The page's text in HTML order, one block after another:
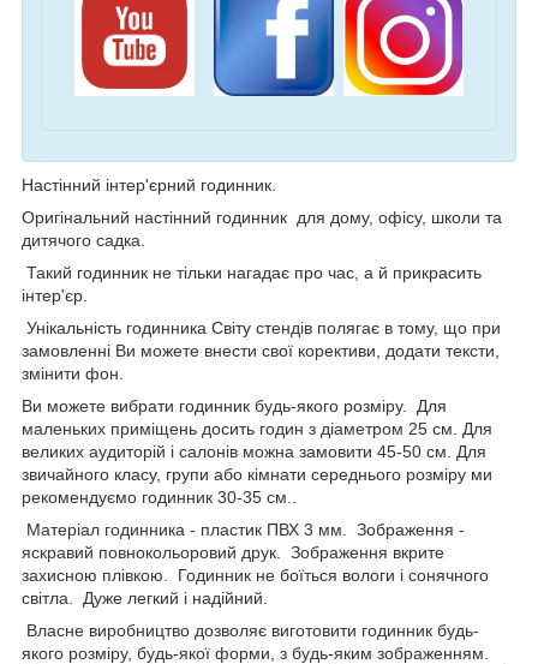
Настінний інтер'єрний годинник.
Оригінальний настінний годинник для дому, офісу, школи та
дитячого садка.
Такий годинник не тільки нагадає про час, а й прикрасить
інтер'єр.
Унікальність годинника Світу стендів полягає в тому, що при
замовленні Ви можете внести свої корективи, додати тексти,
змінити фон.
Ви можете вибрати годинник будь-якого розміру. Для
маленьких приміщень досить годин з діаметром 25 см. Для
великих аудиторій і салонів можна замовити 45-50 см. Для
звичайного класу, групи або кімнати середнього розміру ми
рекомендуємо годинник 30-35 см..
Матеріал годинника - пластик ПВХ 3 мм. Зображення -
яскравий повнокольоровий друк. Зображення вкрите
захисною плівкою. Годинник не боїться вологи і сонячного
світла. Дуже легкий і надійний.
Власне виробництво дозволяє виготовити годинник будь-
якого розміру, будь-якої форми, з будь-яким зображенням.